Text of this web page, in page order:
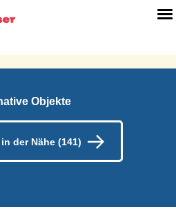
Objekte
der Nähe (141)